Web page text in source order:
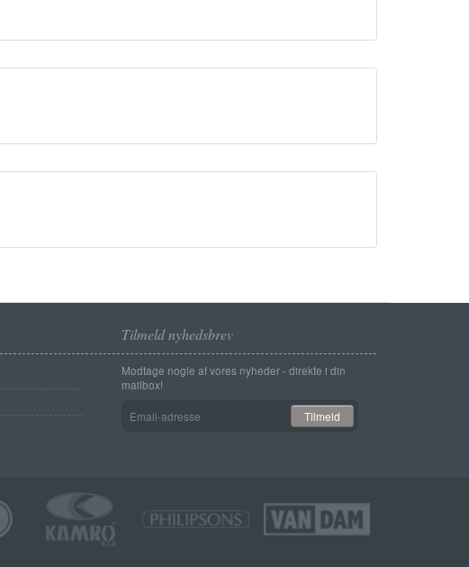
Tilmeld nyhedsbrev
Modtage nogle af vores nyheder - direkte i din
mailbox!
adresse
Tilmeld